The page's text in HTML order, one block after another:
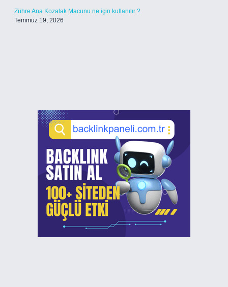
Zühre Ana Kozalak Macunu ne için kullanılır ?
Temmuz 19, 2026